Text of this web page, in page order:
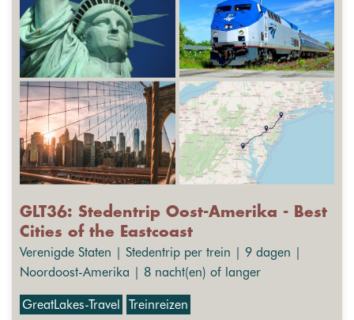
GLT36: Stedentrip Oost-Amerika - Best
Cities of the Eastcoast
Verenigde Staten | Stedentrip per trein | 9 dagen |
Noordoost-Amerika | 8 nacht(en) of langer
GreatLakes-Travel Treinreizen